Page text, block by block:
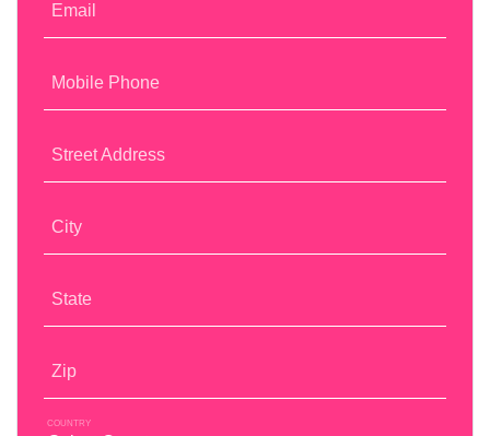
Email
Mobile Phone
Street Address
City
State
Zip
COUNTRY